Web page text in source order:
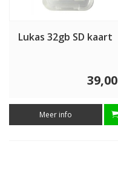
Lukas 32gb SD kaart
39,00
Meer info